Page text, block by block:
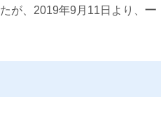
が、2019年9月11日より、 一